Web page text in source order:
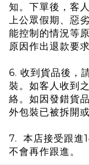
知。下單後，客
上公眾假期、惡
能控制的情況等
原因作出退款要求
6. 收到貨品後，
裝。如客人收到
絡。如因發錯貨
外包裝已被拆開
7. 本店接受跟進
不會再作跟進。